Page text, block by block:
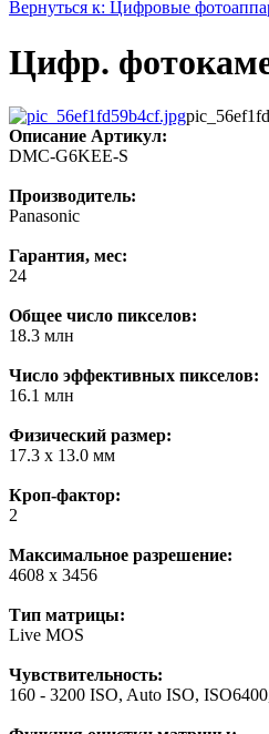
Вернуться к: Цифровые
Цифр.
Описание Артикул:
DMC-G6KEE-S
Производитель:
Panasonic
Гарантия, мес:
24
Общее число пикселов:
18.3 млн
Число эффективных пикселов:
16.1 млн
Физический размер:
17.3 x 13.0 мм
Кроп-фактор:
2
Максимальное разрешение:
4608 x 3456
Тип матрицы:
Live MOS
Чувствительность:
160 - 3200 ISO, Auto ISO,